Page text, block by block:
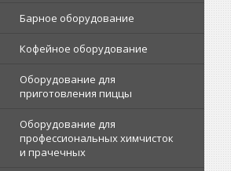
Барное оборудование
Кофейное оборудование
Оборудование для
приготовления пиццы
Оборудование для
профессиональных химчисток
и прачечных